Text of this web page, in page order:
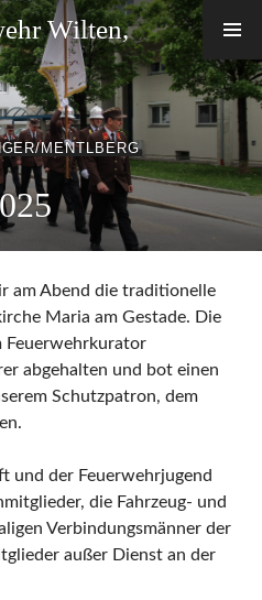
Wilten,
MENTLBERG,
am Abend die traditionelle
Maria am Gestade. Die
Feuerwehrkurator
abgehalten und bot einen
Schutzpatron, dem
und der Feuerwehrjugend
die Fahrzeug- und
Verbindungsmänner der
außer Dienst an der